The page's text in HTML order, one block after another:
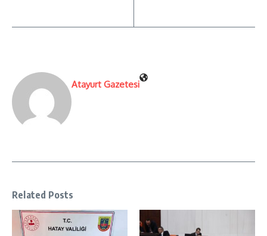
Atayurt Gazetesi
Related Posts